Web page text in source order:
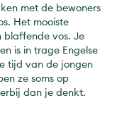
met de bewoners
Het mooiste
blaffende vos. Je
is in trage Engelse
tijd van de jongen
ze soms op
dan je denkt.